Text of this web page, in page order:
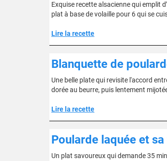
Exquise recette alsacienne qui emplit
plat à base de volaille pour 6 qui se
Lire la recette
Blanquette de
Une belle plate qui revisite l'accord
dorée au beurre, puis lentement
Lire la recette
Poularde laquée et
Un plat savoureux qui demande 35